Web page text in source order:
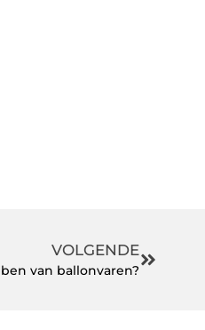
VOLGENDE
van ballonvaren?